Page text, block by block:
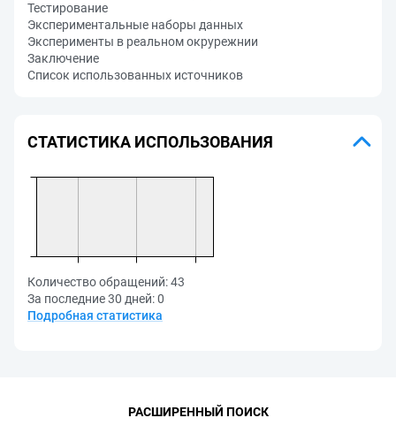
Тестирование
Экспериментальные наборы данных
Эксперименты в реальном окрурежнии
Заключение
Список использованных источников
СТАТИСТИКА ИСПОЛЬЗОВАНИЯ
Количество обращений:43
За последние 30 дней:0
Подробная статистика
РАСШИРЕННЫЙ ПОИСК